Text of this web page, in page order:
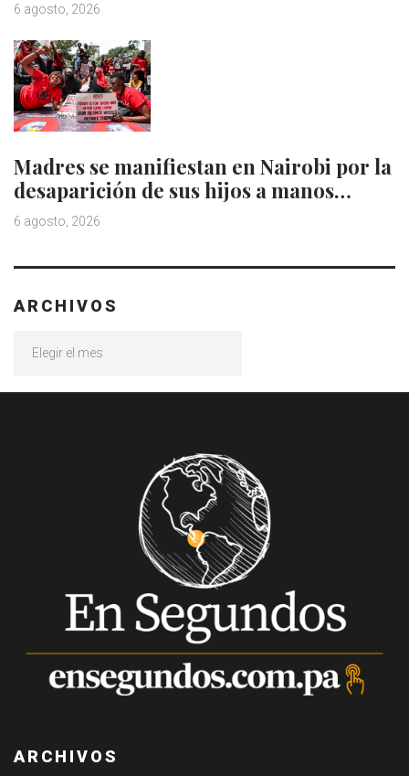
6 agosto, 2026
Madres se manifiestan en Nairobi por la
desaparición de sus hijos a manos…
6 agosto, 2026
ARCHIVOS
ARCHIVOS